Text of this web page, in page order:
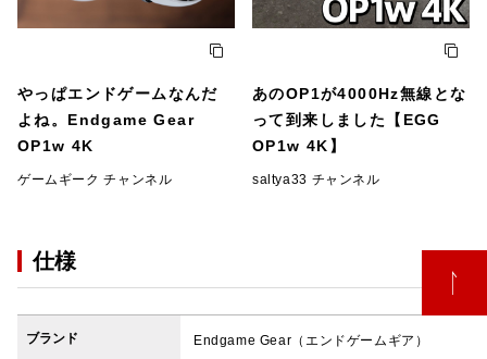
やっぱエンドゲームなんだ
よね。Endgame Gear
OP1w 4K
ゲームギーク チャンネル
あのOP1が4000Hz無線とな
って到来しました【EGG
OP1w 4K】
saltya33 チャンネル
仕様
ブランド Endgame Gear（エンドゲームギア）